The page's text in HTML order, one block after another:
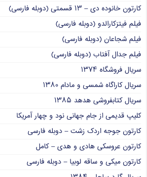
کارتون خانوده دی – ۱۳ قسمتی (دوبله فارسی)
فیلم فیتزکارالدو (دوبله فارسی)
فیلم شجاعان (دوبله فارسی)
فیلم جدال آفتاب (دوبله فارسی)
سریال فروشگاه ۱۳۷۴
سریال کاراگاه شمسی و مادام ۱۳۸۰
سریال کتابفروشی هدهد ۱۳۸۵
کلیپ قدیمی از جام جهانی نود و چهار آمریکا
کارتون جوجه اردک زشت – دوبله فارسی
کارتون عروسکی هادی و هدی – کامل
کارتون میکی و ساقه لوبیا – دوبله فارسی